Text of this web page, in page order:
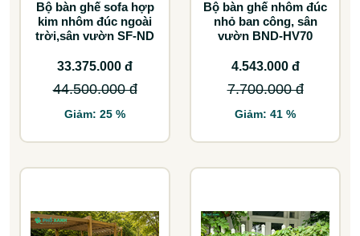
Bộ bàn ghế sofa hợp
kim nhôm đúc ngoài
trời,sân vườn SF-ND
33.375.000 đ
44.500.000 đ
Giảm: 25 %
Bộ bàn ghế nhôm đúc
nhỏ ban công, sân
vườn BND-HV70
4.543.000 đ
7.700.000 đ
Giảm: 41 %